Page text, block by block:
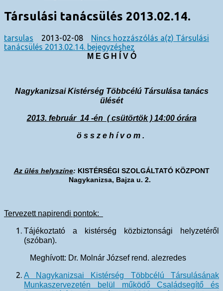
Társulási tanácsülés 2013.02.14.
tarsulas 2013-02-08 Nincs hozzászólás a(z) Társulási
tanácsülés 2013.02.14. bejegyzéshez
M E G H Í V Ó
Nagykanizsai Kistérség Többcélú Társulása tanács
ülését
2013. február 14 -én ( csütörtök ) 14:00órára
összehívom.
Az ülés helyszíne: KISTÉRSÉGI SZOLGÁLTATÓ KÖZPONT
Nagykanizsa, Bajza u. 2.
Tervezett napirendi pontok:
Tájékoztató a kistérség közbiztonsági helyzetéről
(szóban).
Meghívott: Dr. Molnár József rend. alezredes
A Nagykanizsai Kistérség Többcélú Társulásának
Munkaszervezetén belül működő Családsegítő és